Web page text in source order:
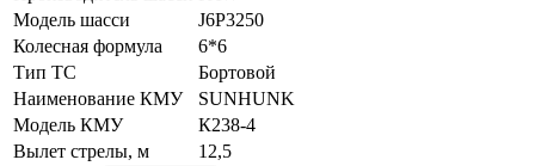
Модель шасси
J6P3250
Колесная формула
6*6
Тип ТС
Бортовой
Наименование КМУ
SUNHUNK
Модель КМУ
К238-4
Вылет стрелы, м
12,5